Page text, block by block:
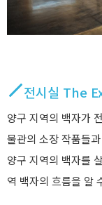
전시실 The
양구 지역의 백자가
물관의 소장 작품들
양구 지역의 백자를
역 백자의 흐름을 알